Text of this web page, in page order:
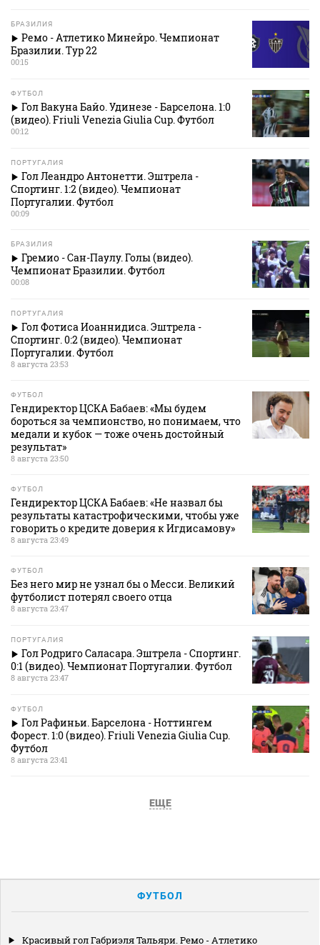
БРАЗИЛИЯ
Ремо - Атлетико Минейро. Чемпионат
Бразилии. Тур 22
00:15
ФУТБОЛ
Гол Вакуна Байо. Удинезе - Барселона. 1:0
(видео). Friuli Venezia Giulia Cup. Футбол
00:12
ПОРТУГАЛИЯ
Гол Леандро Антонетти. Эштрела -
Спортинг. 1:2 (видео). Чемпионат
Португалии. Футбол
00:09
БРАЗИЛИЯ
Гремио - Сан-Паулу. Голы (видео).
Чемпионат Бразилии. Футбол
00:08
ПОРТУГАЛИЯ
Гол Фотиса Иоаннидиса. Эштрела -
Спортинг. 0:2 (видео). Чемпионат
Португалии. Футбол
8 августа 23:53
ФУТБОЛ
Гендиректор ЦСКА Бабаев: «Мы будем
бороться за чемпионство, но понимаем, что
медали и кубок — тоже очень достойный
результат»
8 августа 23:50
ФУТБОЛ
Гендиректор ЦСКА Бабаев: «Не назвал бы
результаты катастрофическими, чтобы уже
говорить о кредите доверия к Игдисамову»
8 августа 23:49
ФУТБОЛ
Без него мир не узнал бы о Месси. Великий
футболист потерял своего отца
8 августа 23:47
ПОРТУГАЛИЯ
Гол Родриго Саласара. Эштрела - Спортинг.
0:1 (видео). Чемпионат Португалии. Футбол
8 августа 23:47
ФУТБОЛ
Гол Рафиньи. Барселона - Ноттингем
Форест. 1:0 (видео). Friuli Venezia Giulia Cup.
Футбол
8 августа 23:41
ЕЩЕ
ФУТБОЛ
Красивый гол Габриэля Тальяри. Ремо - Атлетико